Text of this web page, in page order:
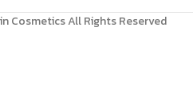
Cosmetics All Rights Reserved